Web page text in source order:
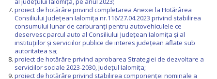
proiect de hotărâre privind completarea Anexei la Hotărârea
Consiliului Județean Ialomița nr.116/27.04.2023 privind stabilirea
consumului lunar de carburanți pentru autovehiculele ce
deservesc parcul auto al Consiliului Județean Ialomița și al
instituțiilor și serviciilor publice de interes județean aflate sub
autoritatea sa;
proiect de hotărâre privind aprobarea Strategiei de dezvoltare a
serviciilor sociale 2023-2030, Județul Ialomița;
proiect de hotărâre privind stabilirea componenței nominale a